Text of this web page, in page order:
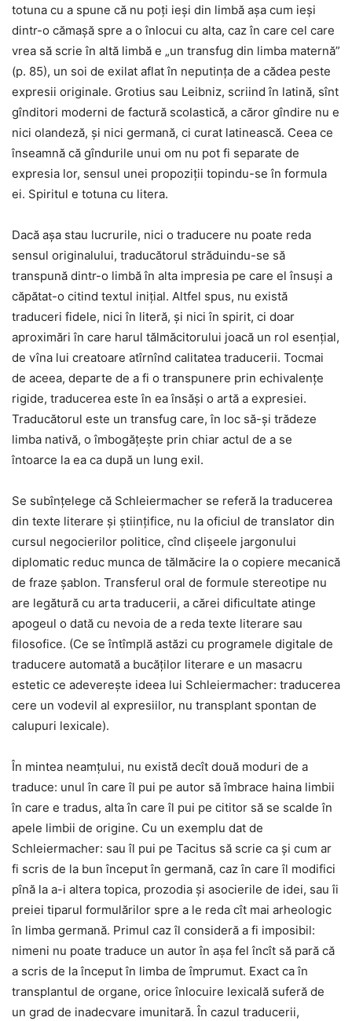
totuna cu a spune că nu poți ieși din limbă așa cum ieși
dintr-o cămașă spre a o înlocui cu alta, caz în care cel care
vrea să scrie în altă limbă e „un transfug din limba maternă”
(p. 85), un soi de exilat aflat în neputința de a cădea peste
expresii originale. Grotius sau Leibniz, scriind în latină, sînt
gînditori moderni de factură scolastică, a căror gîndire nu e
nici olandeză, și nici germană, ci curat latinească. Ceea ce
înseamnă că gîndurile unui om nu pot fi separate de
expresia lor, sensul unei propoziții topindu-se în formula
ei. Spiritul e totuna cu litera.
Dacă așa stau lucrurile, nici o traducere nu poate reda
sensul originalului, traducătorul străduindu-se să
transpună dintr-o limbă în alta impresia pe care el însuși a
căpătat-o citind textul inițial. Altfel spus, nu există
traduceri fidele, nici în literă, și nici în spirit, ci doar
aproximări în care harul tălmăcitorului joacă un rol esențial,
de vîna lui creatoare atîrnînd calitatea traducerii. Tocmai
de aceea, departe de a fi o transpunere prin echivalențe
rigide, traducerea este în ea însăși o artă a expresiei.
Traducătorul este un transfug care, în loc să-și trădeze
limba nativă, o îmbogățește prin chiar actul de a se
întoarce la ea ca după un lung exil.
Se subînțelege că Schleiermacher se referă la traducerea
din texte literare și științifice, nu la oficiul de translator din
cursul negocierilor politice, cînd clișeele jargonului
diplomatic reduc munca de tălmăcire la o copiere mecanică
de fraze șablon. Transferul oral de formule stereotipe nu
are legătură cu arta traducerii, a cărei dificultate atinge
apogeul o dată cu nevoia de a reda texte literare sau
filosofice. (Ce se întîmplă astăzi cu programele digitale de
traducere automată a bucăților literare e un masacru
estetic ce adeverește ideea lui Schleiermacher: traducerea
cere un vodevil al expresiilor, nu transplant spontan de
calupuri lexicale).
În mintea neamțului, nu există decît două moduri de a
traduce: unul în care îl pui pe autor să îmbrace haina limbii
în care e tradus, alta în care îl pui pe cititor să se scalde în
apele limbii de origine. Cu un exemplu dat de
Schleiermacher: sau îl pui pe Tacitus să scrie ca și cum ar
fi scris de la bun început în germană, caz în care îl modifici
pînă la a-i altera topica, prozodia și asocierile de idei, sau îi
preiei tiparul formulărilor spre a le reda cît mai arheologic
în limba germană. Primul caz îl consideră a fi imposibil:
nimeni nu poate traduce un autor în așa fel încît să pară că
a scris de la început în limba de împrumut. Exact ca în
transplantul de organe, orice înlocuire lexicală suferă de
un grad de inadecvare imunitară. În cazul traducerii,